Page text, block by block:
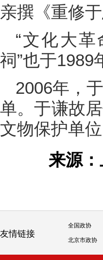
亲撰《重修
“文化大
祠”也于1989
2006年，
单。于谦故
文物保护单
来源
友情链接
全国政协
北京市政协